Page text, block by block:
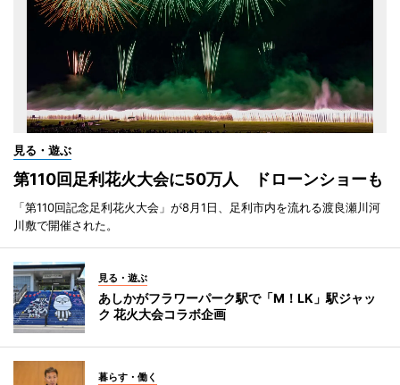
見る・遊ぶ
第110回足利花火大会に50万人 ドローンショーも
「第110回記念足利花火大会」が8月1日、足利市内を流れる渡良瀬川河
川敷で開催された。
見る・遊ぶ
あしかがフラワーパーク駅で「M！LK」駅ジャッ
ク 花火大会コラボ企画
暮らす・働く